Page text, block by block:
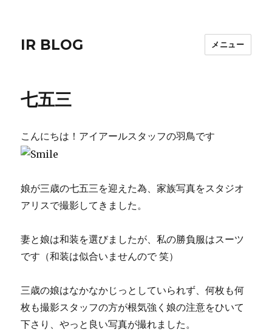
IR BLOG メニュー
七五三
こんにちは！アイアールスタッフの羽鳥です
娘が三歳の七五三を迎えた為、家族写真をスタジオ
アリスで撮影してきました。
妻と娘は和装を選びましたが、私の勝負服はスーツ
です（和装は似合いませんので 笑）
三歳の娘はなかなかじっとしていられず、何枚も何
枚も撮影スタッフの方が根気強く娘の注意をひいて
下さり、やっと良い写真が撮れました。